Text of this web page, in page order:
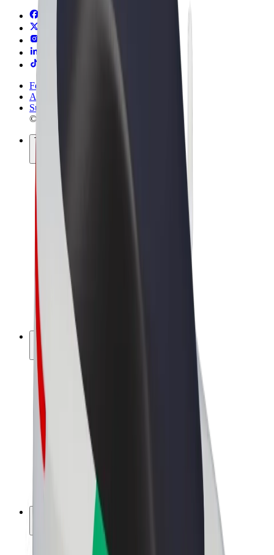
Felhasználási feltételek
Adatvédelem
Sütik
© 2026 Bolt Technology OÜ
Termékek
Utazás
Rollerek
Bolt Market
Bolt Food
Bolt Drive
Bolt cégeknek
E-kerékpárok
Bolt Plus
Keress a Bolttal
Sofőrök
Sofőr kereset
Futár kereset
Bolt Food kereskedők
Franchise-ok